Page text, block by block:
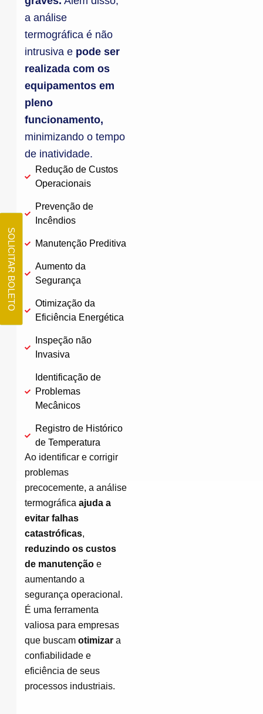
SOLICITAR BOLETO
a análise
termográfica é não
intrusiva e pode ser
realizada com os
equipamentos em
pleno
funcionamento,
minimizando o tempo
de inatividade.
Redução de Custos
Operacionais
Prevenção de
Incêndios
Manutenção Preditiva
Aumento da
Segurança
Otimização da
Eficiência Energética
Inspeção não
Invasiva
Identificação de
Problemas
Mecânicos
Registro de Histórico
de Temperatura
Ao identificar e corrigir
problemas
precocemente, a análise
termográfica ajuda a
evitar falhas
catastróficas,
reduzindo os custos
de manutenção e
aumentando a
segurança operacional.
É uma ferramenta
valiosa para empresas
que buscam otimizar a
confiabilidade e
eficiência de seus
processos industriais.